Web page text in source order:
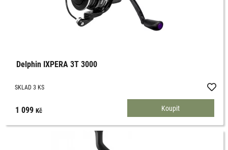
Delphin IXPERA 3T 3000
SKLAD 3 KS
1 099Kč